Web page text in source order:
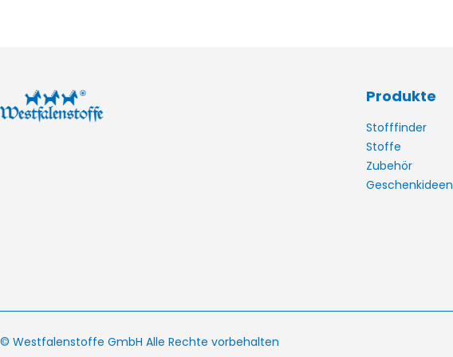
Produkte
Stofffinder
Stoffe
Zubehör
Geschenkideen
© Westfalenstoffe GmbH Alle Rechte vorbehalten